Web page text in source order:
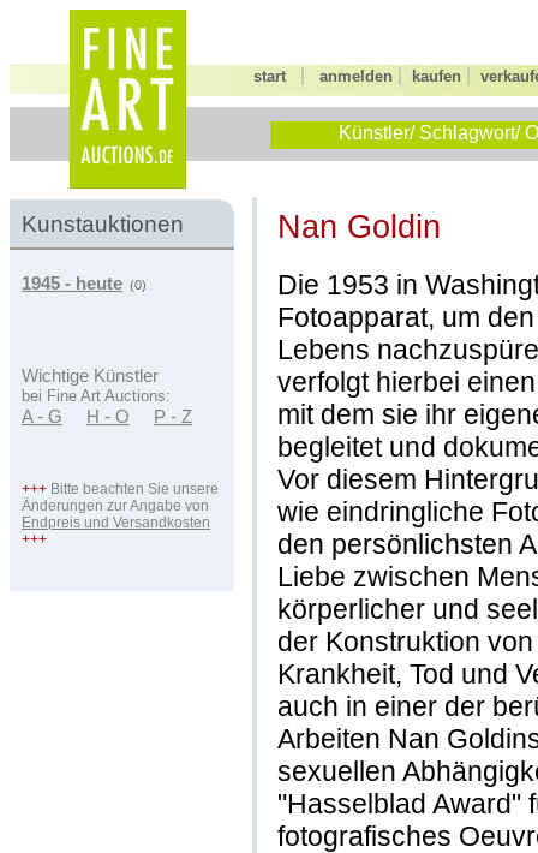
start anmelden kaufen
Künstler/ Schlagwort/
Kunstauktionen
1945 - heute (0)
Wichtige Künstler
bei Fine Art Auctions:
A - G H - O P - Z
+++ Bitte beachten Sie unsere
Änderungen zur Angabe von
Endpreis und Versandkosten
+++
Nan Goldin
Die 1953 in
Fotoapparat, um
Lebens
verfolgt hierbei
mit dem sie ihr
begleitet und
Vor diesem
wie eindringliche
den persönlichsten
Liebe zwischen
körperlicher und
der Konstruktion
Krankheit, Tod und
auch in einer der
Arbeiten Nan
sexuellen
"Hasselblad Award"
fotografisches